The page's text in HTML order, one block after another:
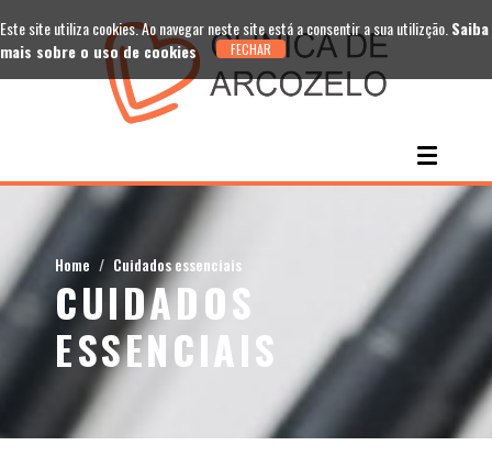
Home Cuidados essenciais
CUIDADOS
ESSENCIAIS
Este site utiliza cookies. Ao navegar neste site está a consentir a sua utilizção. Saiba
mais sobre o uso de cookies